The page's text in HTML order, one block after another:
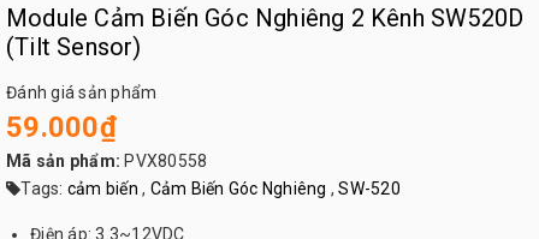
Module Cảm Biến Góc Nghiêng 2 Kênh SW520D
(Tilt Sensor)
Đánh giá sản phẩm
59.000₫
Mã sản phẩm: PVX80558
Tags: cảm biến , Cảm Biến Góc Nghiêng ,SW-520
Điện áp: 3.3~12VDC